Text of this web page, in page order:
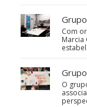
Com
Marcia
O